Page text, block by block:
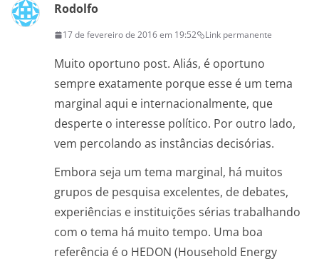
Rodolfo
17 de fevereiro de 2016 em 19:52 Link permanente
Muito oportuno post. Aliás, é oportuno
sempre exatamente porque esse é um tema
marginal aqui e internacionalmente, que
desperte o interesse político. Por outro lado,
vem percolando as instâncias decisórias.
Embora seja um tema marginal, há muitos
grupos de pesquisa excelentes, de debates,
experiências e instituições sérias trabalhando
com o tema há muito tempo. Uma boa
referência é o HEDON (Household Energy